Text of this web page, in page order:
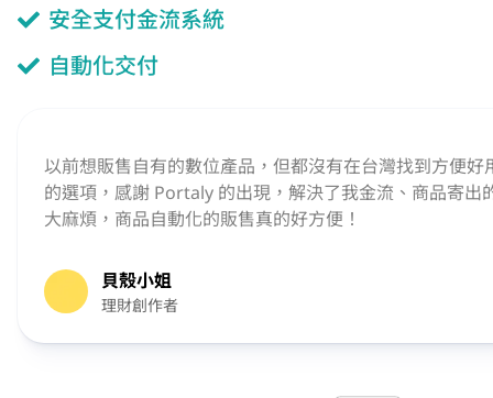
安全支付金流系統
自動化交付
以前想販售自有的數位產品，但都沒有在台灣找到方便好
的選項，感謝 Portaly 的出現，解決了我金流、商品寄出
大麻煩，商品自動化的販售真的好方便！
貝殼小姐
理財創作者